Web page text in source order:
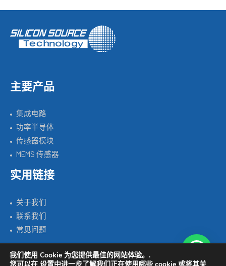
主要产品
集成电路
功率半导体
传感器模块
MEMS 传感器
实用链接
关于我们
联系我们
常见问题
我们使用 Cookie 为您提供最佳的网站体验。.